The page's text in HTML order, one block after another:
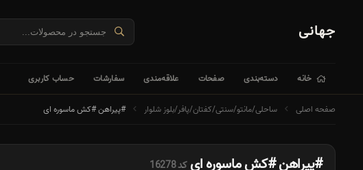
جهانی
خانه دسته‌بندی صفحات علاقه‌مندی سفارشات حساب کاربری
صفحه اصلی ساحلی/مانتو/سنتی/کفتان/پافر/بلوز شلوار #پیراهن #کش ماسوره ای
#پیراهن #کش ماسوره ایکد 16278